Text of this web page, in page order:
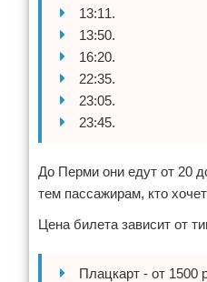
13:11.
13:50.
16:20.
22:35.
23:05.
23:45.
До Перми они едут от 20
тем пассажирам, кто
Цена билета зависит от
Плацкарт - от 1500